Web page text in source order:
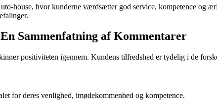
house, hvor kunderne værdsætter god service, kompetence og
Sammenfatning af Kommentarer
positiviteten igennem. Kundens tilfredshed er tydelig i de
for deres venlighed, imødekommenhed og kompetence.